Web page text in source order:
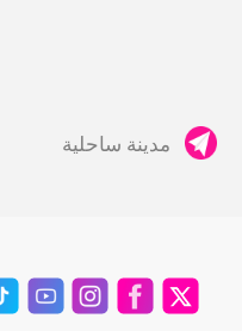
مدينة ساحلية